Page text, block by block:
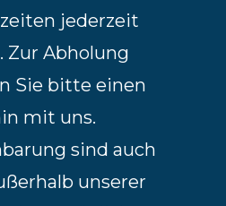
jederzeit
Zur Abholung
Sie bitte einen
mit uns.
sind auch
unserer